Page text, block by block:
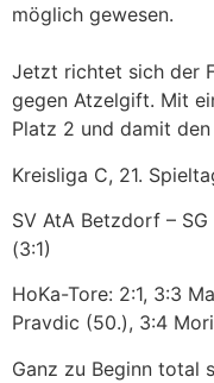
möglich gewesen.
Jetzt richtet sich der
gegen Atzelgift. Mit
Platz 2 und damit
Kreisliga C, 21.
SV AtA Betzdorf –
(3:1)
HoKa-Tore: 2:1, 3:3
Pravdic (50.), 3:4
Ganz zu Beginn total